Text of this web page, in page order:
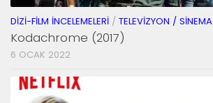
DIZI-FILM İNCELEMELERI / TELEVIZYON / SINEMA
Kodachrome (2017)
6 OCAK 2022